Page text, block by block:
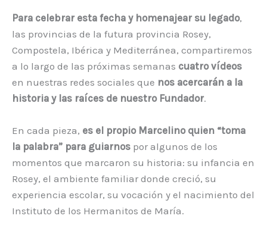
Para celebrar esta fecha y homenajear su legado,
las provincias de la futura provincia Rosey,
Compostela, Ibérica y Mediterránea, compartiremos
a lo largo de las próximas semanas cuatro vídeos
en nuestras redes sociales que nos acercarán a la
historia y las raíces de nuestro Fundador.
En cada pieza, es el propio Marcelino quien “toma
la palabra” para guiarnos por algunos de los
momentos que marcaron su historia: su infancia en
Rosey, el ambiente familiar donde creció, su
experiencia escolar, su vocación y el nacimiento del
Instituto de los Hermanitos de María.